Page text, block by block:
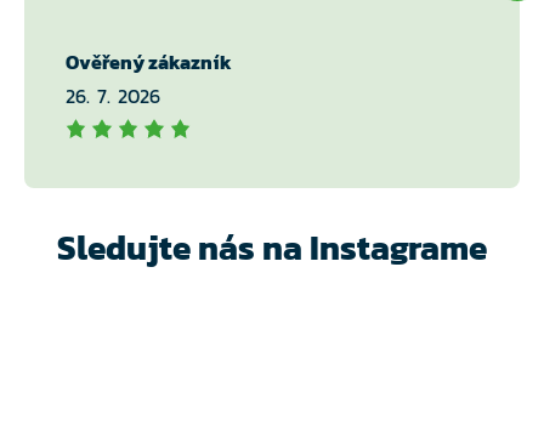
Ověřený zákazník
26. 7. 2026
Sledujte nás na Instagrame